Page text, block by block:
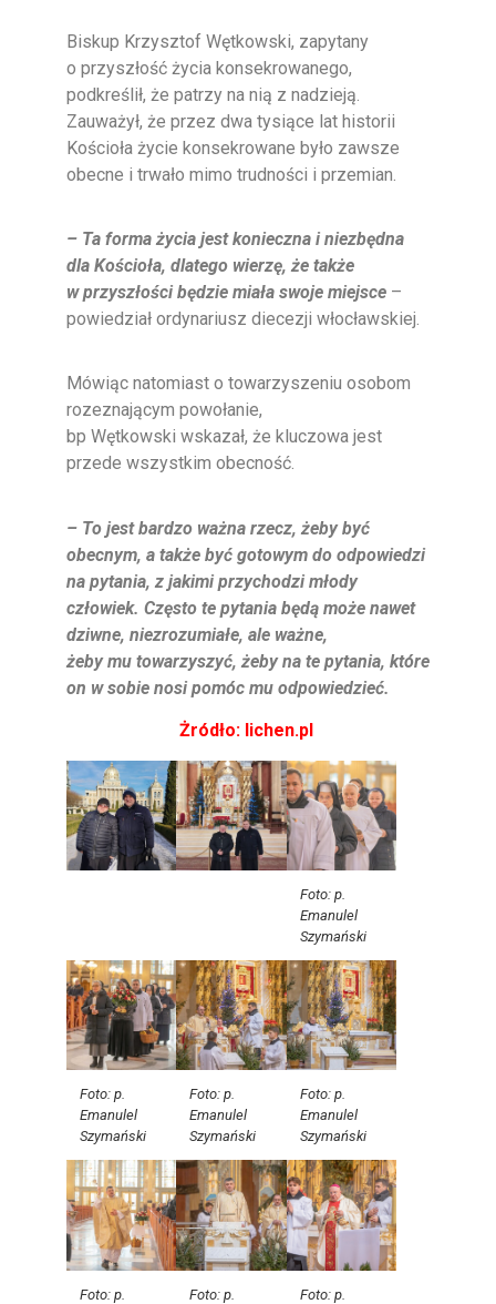
Biskup Krzysztof Wętkowski, zapytany
o przyszłość życia konsekrowanego,
podkreślił, że patrzy na nią z nadzieją.
Zauważył, że przez dwa tysiące lat historii
Kościoła życie konsekrowane było zawsze
obecne i trwało mimo trudności i przemian.
– Ta forma życia jest konieczna i niezbędna
dla Kościoła, dlatego wierzę, że także
wprzyszłości będzie miała swoje miejsce –
powiedział ordynariusz diecezji włocławskiej.
Mówiąc natomiast o towarzyszeniu osobom
rozeznającym powołanie,
bp Wętkowski wskazał, że kluczowa jest
przede wszystkim obecność.
– To jest bardzo ważna rzecz, żeby być
obecnym, a także być gotowym do odpowiedzi
na pytania, z jakimi przychodzi młody
człowiek. Często te pytania będą może nawet
dziwne, niezrozumiałe, ale ważne,
żeby mu towarzyszyć, żeby na te pytania, które
on w sobie nosi pomóc mu odpowiedzieć.
Żródło: lichen.pl
Foto: p.
Emanulel
Szymański
Foto: p.
Emanulel
Szymański
Foto: p.
Emanulel
Szymański
Foto: p.
Emanulel
Szymański
Foto: p.
Foto: p.
Foto: p.